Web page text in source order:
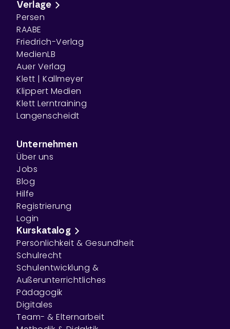
Verlage
Persen
RAABE
Friedrich-Verlag
MedienLB
Auer Verlag
Klett | Kallmeyer
Klippert Medien
Klett Lerntraining
Langenscheidt
Unternehmen
Über uns
Jobs
Blog
Hilfe
Registrierung
Login
Kurskatalog
Persönlichkeit & Gesundheit
Schulrecht
Schulentwicklung &
Außerunterrichtliches
Pädagogik
Digitales
Team- & Elternarbeit